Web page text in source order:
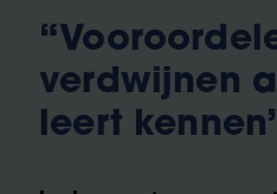
verdwijnen
leert